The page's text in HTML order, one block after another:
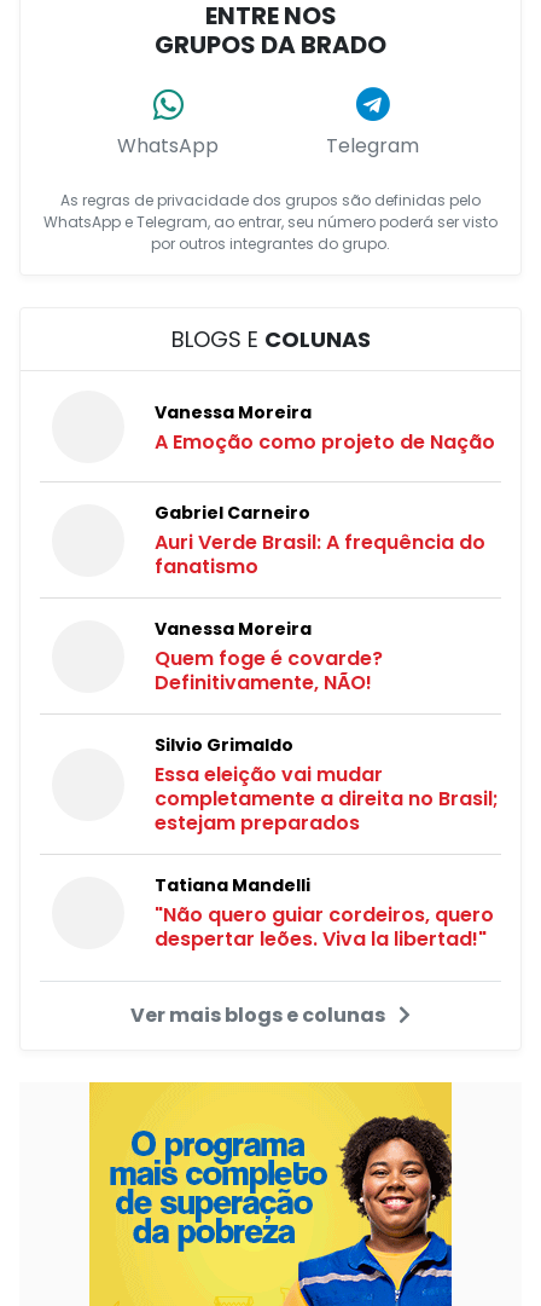
ENTRE NOS
GRUPOS DA BRADO
WhatsApp Telegram
As regras de privacidade dos grupos são definidas pelo
WhatsApp e Telegram, ao entrar, seu número poderá ser visto
por outros integrantes do grupo.
BLOGS E COLUNAS
Vanessa Moreira
A Emoção como projeto de Nação
Gabriel Carneiro
Auri Verde Brasil: A frequência do
fanatismo
Vanessa Moreira
Quem foge é covarde?
Definitivamente, NÃO!
Silvio Grimaldo
Essa eleição vai mudar
completamente a direita no Brasil;
estejam preparados
Tatiana Mandelli
"Não quero guiar cordeiros, quero
despertar leões. Viva la libertad!"
Ver mais blogs e colunas